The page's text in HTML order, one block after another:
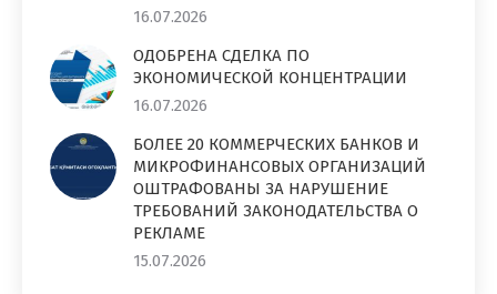
16.07.2026
ОДОБРЕНА СДЕЛКА ПО
ЭКОНОМИЧЕСКОЙ КОНЦЕНТРАЦИИ
16.07.2026
БОЛЕЕ 20 КОММЕРЧЕСКИХ БАНКОВ И
МИКРОФИНАНСОВЫХ ОРГАНИЗАЦИЙ
ОШТРАФОВАНЫ ЗА НАРУШЕНИЕ
ТРЕБОВАНИЙ ЗАКОНОДАТЕЛЬСТВА О
РЕКЛАМЕ
15.07.2026